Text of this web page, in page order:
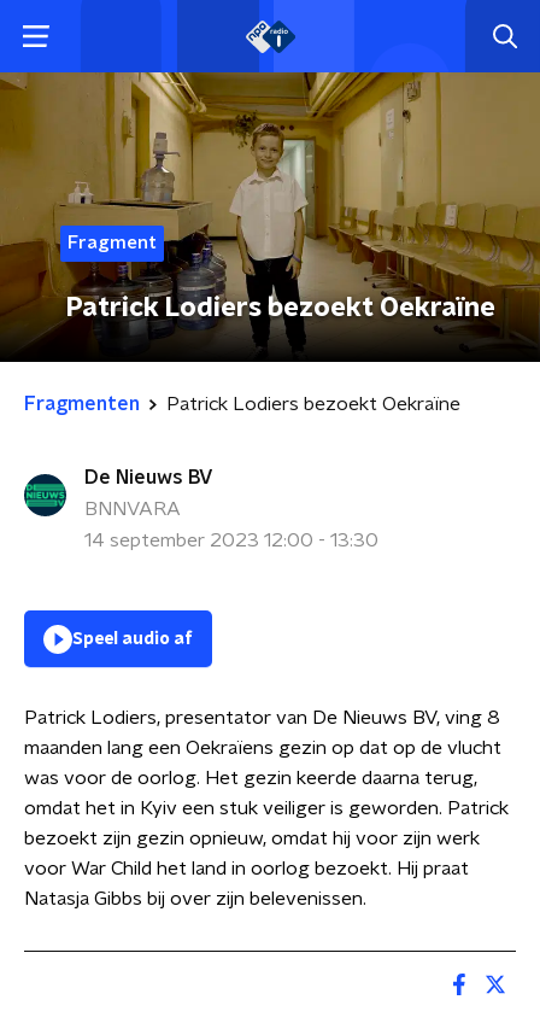
Fragment
Patrick Lodiers bezoekt Oekraïne
Fragmenten Patrick Lodiers bezoekt Oekraïne
De Nieuws BV
BNNVARA
14 september 2023 12:00 - 13:30
Speel audio af
Patrick Lodiers, presentator van De Nieuws BV, ving 8
maanden lang een Oekraïens gezin op dat op de vlucht
was voor de oorlog. Het gezin keerde daarna terug,
omdat het in Kyiv een stuk veiliger is geworden. Patrick
bezoekt zijn gezin opnieuw, omdat hij voor zijn werk
voor War Child het land in oorlog bezoekt. Hij praat
Natasja Gibbs bij over zijn belevenissen.